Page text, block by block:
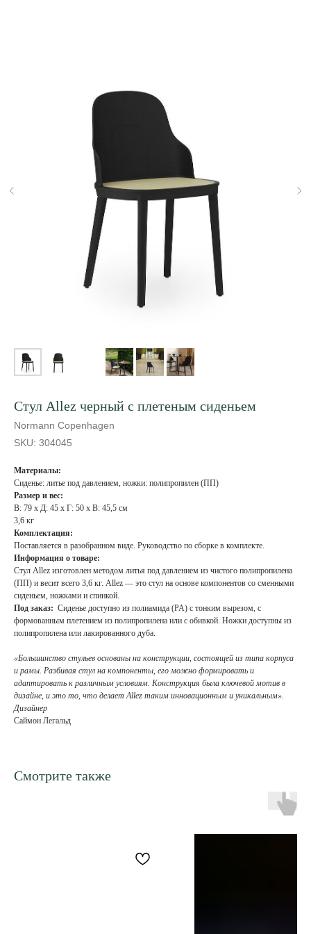
Стул Allez черный с плетеным сиденьем
Normann Copenhagen
SKU: 304045
Материалы:
Сиденье: литье под давлением, ножки: полипропилен (ПП)
Размер и вес:
В: 79 x Д: 45 x Г: 50 x В: 45,5 см
3,6 кг
Комплектация:
Поставляется в разобранном виде. Руководство по сборке в комплекте.
Информация о товаре:
Стул Allez изготовлен методом литья под давлением из чистого полипропилена
(ПП) и весит всего 3,6 кг. Allez — это стул на основе компонентов со сменными
сиденьем, ножками и спинкой.
Под заказ: Сиденье доступно из полиамида (PA) с тонким вырезом, с
формованным плетением из полипропилена или с обивкой. Ножки доступны из
полипропилена или лакированного дуба.
«Большинство стульев основаны на конструкции, состоящей из типа корпуса
и рамы. Разбивая стул на компоненты, его можно формировать и
адаптировать к различным условиям. Конструкция была ключевой мотив в
дизайне, и это то, что делает Allez таким инновационным и уникальным».
Дизайнер
Саймон Легальд
Смотрите также